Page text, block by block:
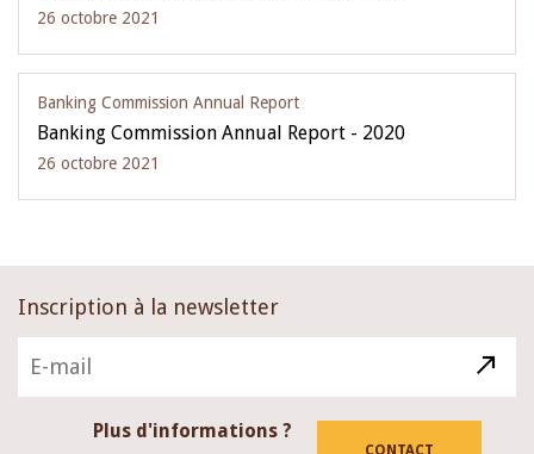
26 octobre 2021
Banking Commission Annual Report
Banking Commission Annual Report - 2020
26 octobre 2021
Inscription à la newsletter
Plus d'informations ?
CONTACT